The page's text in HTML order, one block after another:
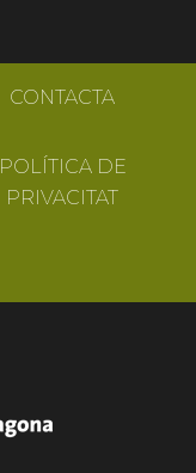
CONTACTA
POLÍTICA DE
PRIVACITAT